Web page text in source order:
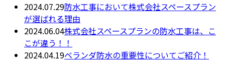
2024.07.29防水工事において株式会社スペースプラン
が選ばれる理由
2024.06.04株式会社スペースプランの防水工事は、こ
こが違う！！
2024.04.19ベランダ防水の重要性についてご紹介！